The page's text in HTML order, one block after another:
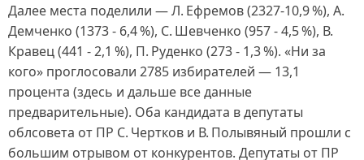
Далее места поделили — Л. Ефремов (2327‑10,9 %), А.
Демченко (1373 ‑ 6,4 %), С. Шевченко (957 ‑ 4,5 %), В.
Кравец (441 ‑ 2,1 %), П. Руденко (273 ‑ 1,3 %). «Ни за
кого» проглосовали 2785 избирателей — 13,1
процента (здесь и дальше все данные
предварительные). Оба кандидата в депутаты
облсовета от ПР С. Чертков и В. Полывяный прошли с
большим отрывом от конкурентов. Депутаты от ПР